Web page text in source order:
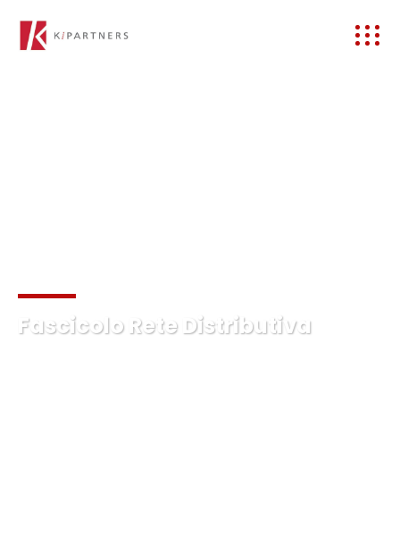
Fascicolo Rete Distributiva